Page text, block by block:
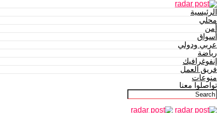
الرئيسية
محلي
أمن
أسواق
عربي ودولي
رياضة
إنفوغرافيك
فريق العمل
منوعات
تواصلوا معنا